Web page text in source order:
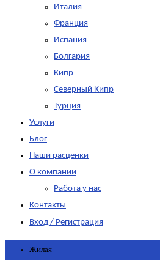
Италия
Франция
Испания
Болгария
Кипр
Северный Кипр
Турция
Услуги
Блог
Наши расценки
О компании
Работа у нас
Контакты
Вход / Регистрация
Жилая